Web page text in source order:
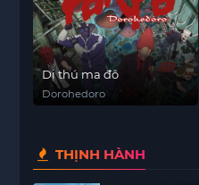
Dị thú ma đô
Dorohedoro
THỊNH HÀNH